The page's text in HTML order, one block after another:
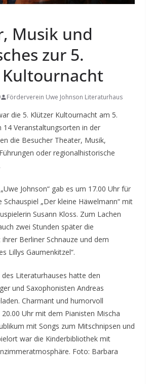
Musik und
zur 5.
Förderverein Uwe Johnson Literaturhaus
die 5. Klützer Kultournacht am 5.
14 Veranstaltungsorten in der
die Besucher Theater, Musik,
oder regionalhistorische
Johnson“ gab es um 17.00 Uhr für
Schauspiel „Der kleine Häwelmann“ mit
Susann Kloss. Zum Lachen
zwei Stunden später die
Berliner Schnauze und dem
Lillys Gaumenkitzel“.
Literaturhauses hatte den
und Saxophonisten Andreas
Charmant und humorvoll
Uhr mit dem Pianisten Mischa
mit Songs zum Mitschnipsen und
war die Kinderbibliothek mit
Foto: Barbara